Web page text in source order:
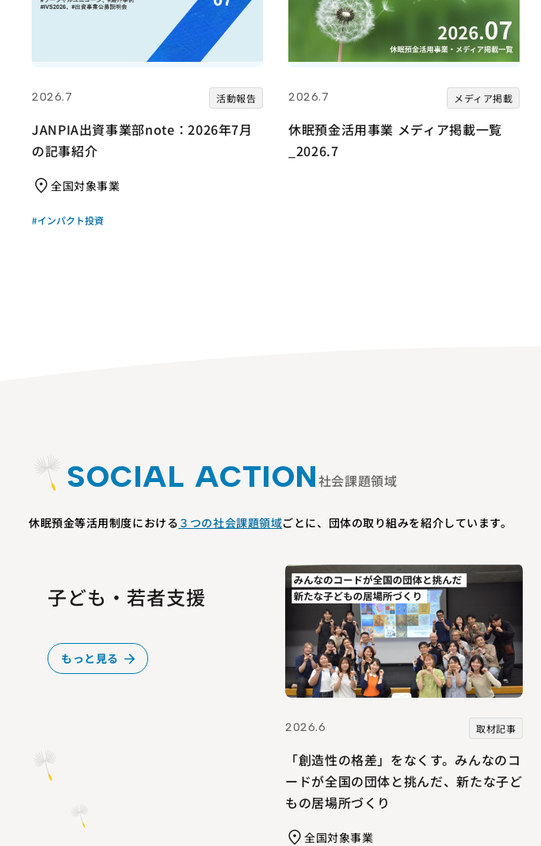
2026.7 活動報告
JANPIA出資事業部note：2026年7月
の記事紹介
全国対象事業
#インパクト投資
2026.7 メディア掲載
休眠預金活用事業 メディア掲載一覧
_2026.7
SOCIAL ACTION社会課題領域
休眠預金等活用制度における ３つの社会課題領域ごとに、団体の取り組みを紹介しています。
子ども・若者支援
もっと見る
2026.6 取材記事
「創造性の格差」をなくす。みんなのコ
ードが全国の団体と挑んだ、新たな子ど
もの居場所づくり
全国対象事業